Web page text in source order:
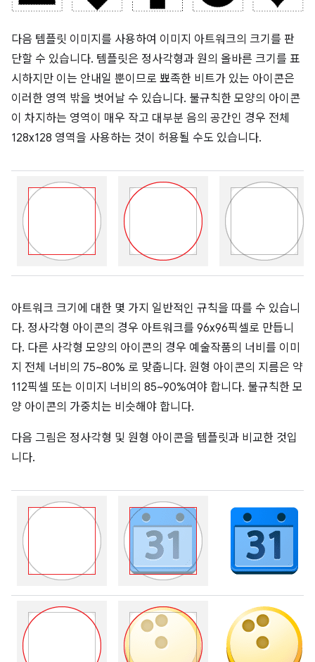
다음 템플릿 이미지를 사용하여 이미지 아트워크의 크기를 판
단할 수 있습니다. 템플릿은 정사각형과 원의 올바른 크기를 표
시하지만 이는 안내일 뿐이므로 뾰족한 비트가 있는 아이콘은
이러한 영역 밖을 벗어날 수 있습니다. 불규칙한 모양의 아이콘
이 차지하는 영역이 매우 작고 대부분 음의 공간인 경우 전체
128x128 영역을 사용하는 것이 허용될 수도 있습니다.
아트워크 크기에 대한 몇 가지 일반적인 규칙을 따를 수 있습니
다. 정사각형 아이콘의 경우 아트워크를 96x96픽셀로 만듭니
다. 다른 사각형 모양의 아이콘의 경우 예술작품의 너비를 이미
지 전체 너비의 75~80% 로 맞춥니다. 원형 아이콘의 지름은 약
112픽셀 또는 이미지 너비의 85~90%여야 합니다. 불규칙한 모
양 아이콘의 가중치는 비슷해야 합니다.
다음 그림은 정사각형 및 원형 아이콘을 템플릿과 비교한 것입
니다.